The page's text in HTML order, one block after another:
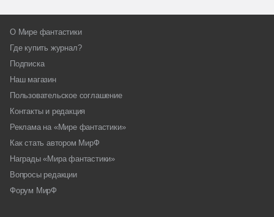
О Мире фантастики
Где купить журнал?
Подписка
Наш магазин
Пользовательское соглашение
Контакты и редакция
Реклама на «Мире фантастики»
Как стать автором МирФ
Награды «Мира фантастики»
Вопросы редакции
Форум МирФ